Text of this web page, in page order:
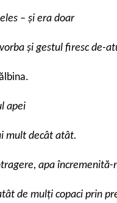
– și era doar
și gestul firesc de-
apei
mult decât atât.
apa încremenită-
de mulți copaci prin